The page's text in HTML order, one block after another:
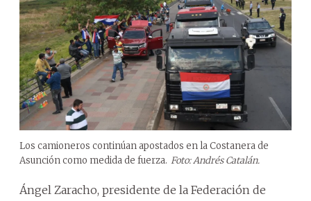
Los camioneros continúan apostados en la Costanera de
Asunción como medida de fuerza. Foto: Andrés Catalán.
Ángel Zaracho, presidente de la Federación de